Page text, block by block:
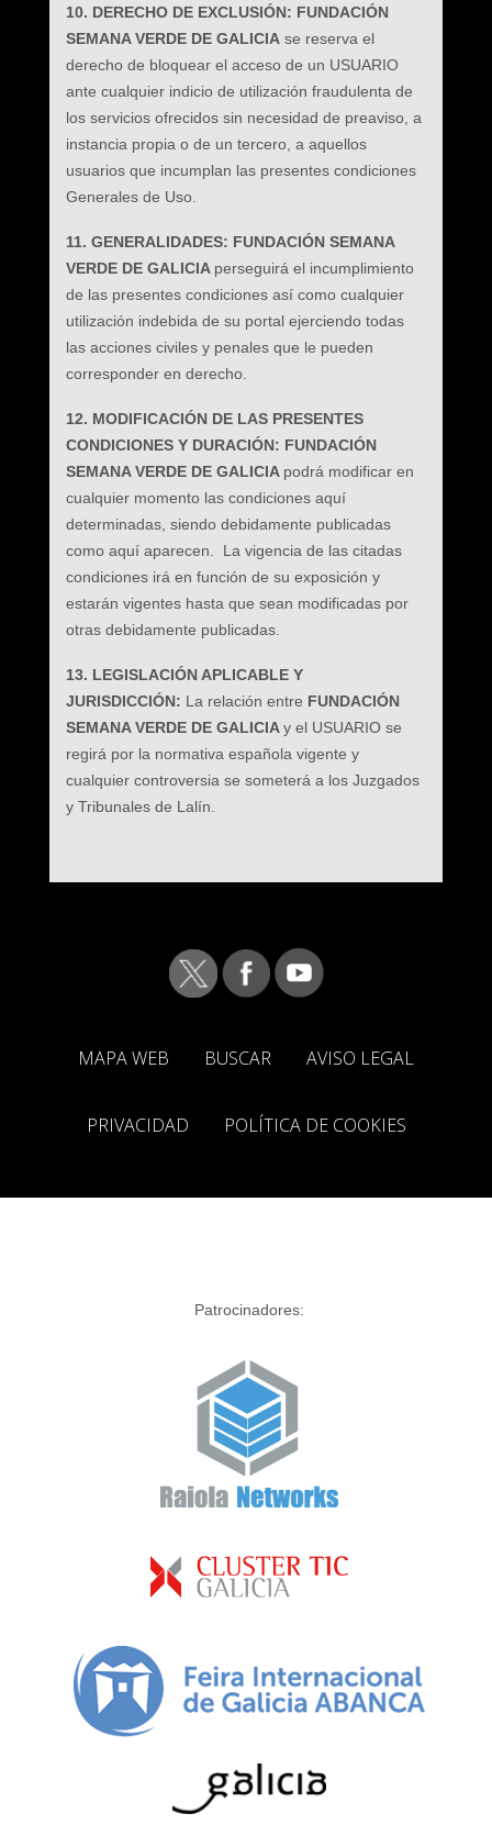
10. DERECHO DE EXCLUSIÓN: FUNDACIÓN
SEMANA VERDE DE GALICIA se reserva el
derecho de bloquear el acceso de un USUARIO
ante cualquier indicio de utilización fraudulenta de
los servicios ofrecidos sin necesidad de preaviso, a
instancia propia o de un tercero, a aquellos
usuarios que incumplan las presentes condiciones
Generales de Uso.
11. GENERALIDADES: FUNDACIÓN SEMANA
VERDE DE GALICIA perseguirá el incumplimiento
de las presentes condiciones así como cualquier
utilización indebida de su portal ejerciendo todas
las acciones civiles y penales que le pueden
corresponder en derecho.
12. MODIFICACIÓN DE LAS PRESENTES
CONDICIONES Y DURACIÓN: FUNDACIÓN
SEMANA VERDE DE GALICIA podrá modificar en
cualquier momento las condiciones aquí
determinadas, siendo debidamente publicadas
como aquí aparecen. La vigencia de las citadas
condiciones irá en función de su exposición y
estarán vigentes hasta que sean modificadas por
otras debidamente publicadas.
13. LEGISLACIÓN APLICABLE Y
JURISDICCIÓN: La relación entre FUNDACIÓN
SEMANA VERDE DE GALICIAy el USUARIO se
regirá por la normativa española vigente y
cualquier controversia se someterá a los Juzgados
y Tribunales de Lalín.
MAPA WEB BUSCAR AVISO LEGAL
PRIVACIDAD POLÍTICA DE COOKIES
Patrocinadores: